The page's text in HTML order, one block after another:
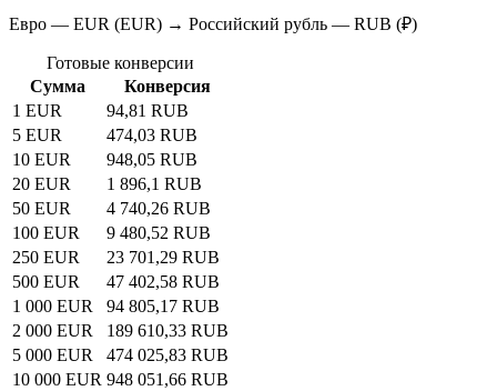
Евро — EUR (EUR) → Российский рубль — RUB (₽)
Готовые конверсии
Сумма
Конверсия
1 EUR
94,81 RUB
5 EUR
474,03 RUB
10 EUR
948,05 RUB
20 EUR
1 896,1 RUB
50 EUR
4 740,26 RUB
100 EUR
9 480,52 RUB
250 EUR
23 701,29 RUB
500 EUR
47 402,58 RUB
1 000 EUR
94 805,17 RUB
2 000 EUR
189 610,33 RUB
5 000 EUR
474 025,83 RUB
10 000 EUR 948 051,66 RUB